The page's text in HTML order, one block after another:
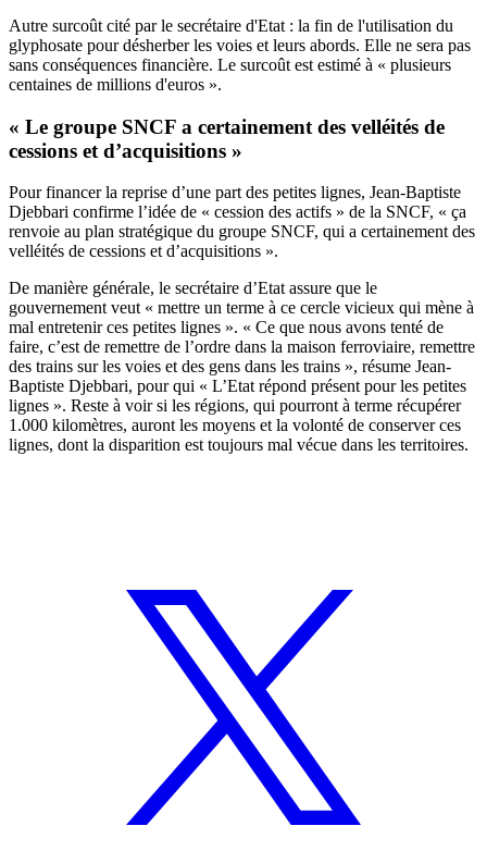
Autre surcoût cité par le secrétaire d'Etat : la fin de l'utilisation du
glyphosate pour désherber les voies et leurs abords. Elle ne sera pas
sans conséquences financière. Le surcoût est estimé à « plusieurs
centaines de millions d'euros ».
« Le groupe SNCF a certainement des velléités de
cessions et d’acquisitions »
Pour financer la reprise d’une part des petites lignes, Jean-Baptiste
Djebbari confirme l’idée de « cession des actifs » de la SNCF, « ça
renvoie au plan stratégique du groupe SNCF, qui a certainement des
velléités de cessions et d’acquisitions ».
De manière générale, le secrétaire d’Etat assure que le
gouvernement veut « mettre un terme à ce cercle vicieux qui mène à
mal entretenir ces petites lignes ». « Ce que nous avons tenté de
faire, c’est de remettre de l’ordre dans la maison ferroviaire, remettre
des trains sur les voies et des gens dans les trains », résume Jean-
Baptiste Djebbari, pour qui « L’Etat répond présent pour les petites
lignes ». Reste à voir si les régions, qui pourront à terme récupérer
1.000 kilomètres, auront les moyens et la volonté de conserver ces
lignes, dont la disparition est toujours mal vécue dans les territoires.